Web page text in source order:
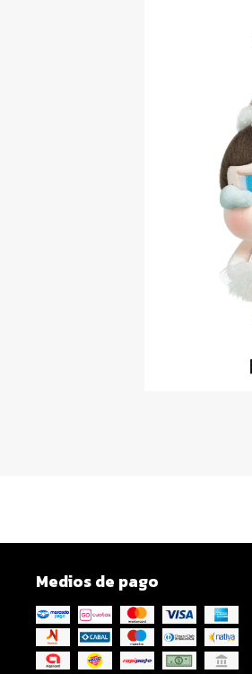
Medios de pago